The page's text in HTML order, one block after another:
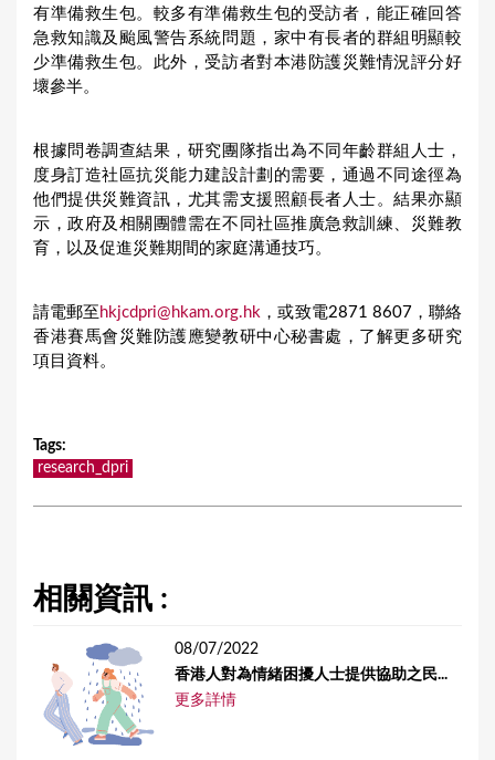
有準備救生包。較多有準備救生包的受訪者，能正確回答
急救知識及颱風警告系統問題，家中有長者的群組明顯較
少準備救生包。此外，受訪者對本港防護災難情況評分好
壞參半。
根據問卷調查結果，研究團隊指出為不同年齡群組人士，
度身訂造社區抗災能力建設計劃的需要，通過不同途徑為
他們提供災難資訊，尤其需支援照顧長者人士。結果亦顯
示，政府及相關團體需在不同社區推廣急救訓練、災難教
育，以及促進災難期間的家庭溝通技巧。
請電郵至 hkjcdpri@hkam.org.hk ，或致電2871 8607，聯絡
香港賽馬會災難防護應變教研中心秘書處，了解更多研究
項目資料。
Tags:
research_dpri
相關資訊 :
08/07/2022
香港人對為情緒困擾人士提供協助之民...
更多詳情